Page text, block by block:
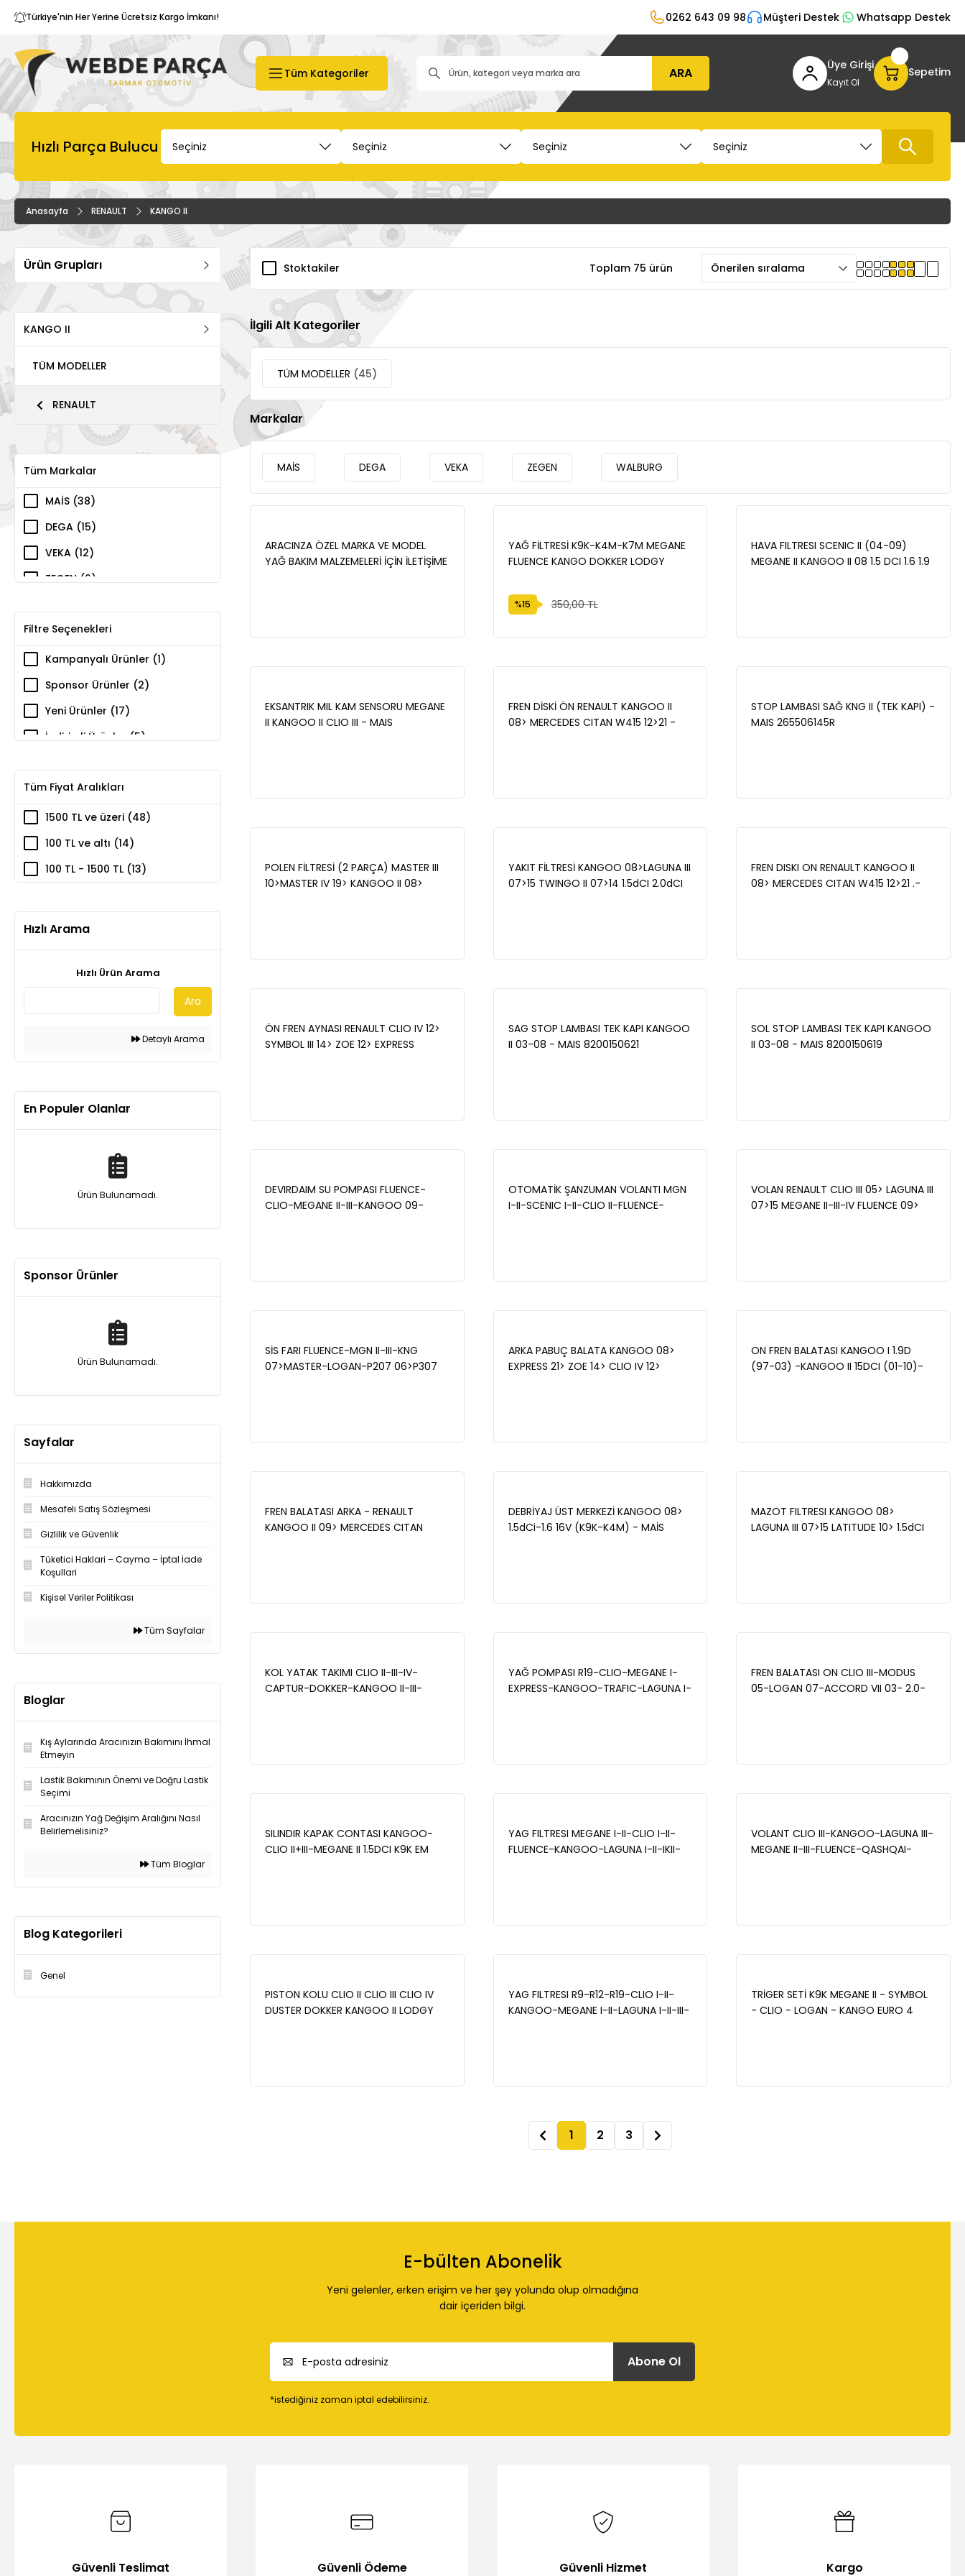
Türkiye'nin Her Yerine Ücretsiz Kargo İmkanı! 0262 643 09 98 Müşteri Destek Whatsapp Destek
Tüm Kategoriler ARA Üye Girişi
Kayıt Ol
Sepetim
Hızlı Parça Bulucu
Anasayfa RENAULT KANGO II
Ürün Grupları
KANGO II
TÜM MODELLER
RENAULT
Tüm Markalar
MAİS (38)
DEGA (15)
VEKA (12)
ZEGEN (6)
Filtre Seçenekleri
Kampanyalı Ürünler (1)
Sponsor Ürünler (2)
Yeni Ürünler (17)
İndirimli Ürünler (5)
Tüm Fiyat Aralıkları
1500 TL ve üzeri (48)
100 TL ve altı (14)
100 TL - 1500 TL (13)
Hızlı Arama
Hızlı Ürün Arama
Ara
Detaylı Arama
En Populer Olanlar
Ürün Bulunamadı.
Sponsor Ürünler
Ürün Bulunamadı.
Sayfalar
Hakkımızda
Mesafeli Satış Sözleşmesi
Gizlilik ve Güvenlik
Tüketici Haklari – Cayma – İptal İade
Koşullari
Kişisel Veriler Politikası
Tüm Sayfalar
Bloglar
Kış Aylarında Aracınızın Bakımını İhmal
Etmeyin
Lastik Bakımının Önemi ve Doğru Lastik
Seçimi
Aracınızın Yağ Değişim Aralığını Nasıl
Belirlemelisiniz?
Tüm Bloglar
Blog Kategorileri
Genel
Stoktakiler Toplam 75 ürün
İlgili Alt Kategoriler
TÜM MODELLER (45)
Markalar
MAİS DEGA VEKA ZEGEN WALBURG
ARACINZA ÖZEL MARKA VE MODEL
YAĞ BAKIM MALZEMELERİ İÇİN İLETİŞİME
YAĞ FİLTRESİ K9K-K4M-K7M MEGANE
FLUENCE KANGO DOKKER LODGY
%15 350,00 TL
HAVA FILTRESI SCENIC II (04-09)
MEGANE II KANGOO II 08 1.5 DCI 1.6 1.9
EKSANTRIK MIL KAM SENSORU MEGANE
II KANGOO II CLIO III - MAIS
FREN DİSKİ ÖN RENAULT KANGOO II
08> MERCEDES CITAN W415 12>21 -
STOP LAMBASI SAĞ KNG II (TEK KAPI) -
MAIS 265506145R
POLEN FİLTRESİ (2 PARÇA) MASTER III
10>MASTER IV 19> KANGOO II 08>
YAKIT FİLTRESİ KANGOO 08>LAGUNA III
07>15 TWINGO II 07>14 1.5dCI 2.0dCI
FREN DISKI ON RENAULT KANGOO II
08> MERCEDES CITAN W415 12>21 .-
ÖN FREN AYNASI RENAULT CLIO IV 12>
SYMBOL III 14> ZOE 12> EXPRESS
SAG STOP LAMBASI TEK KAPI KANGOO
II 03-08 - MAIS 8200150621
SOL STOP LAMBASI TEK KAPI KANGOO
II 03-08 - MAIS 8200150619
DEVIRDAIM SU POMPASI FLUENCE-
CLIO-MEGANE II-III-KANGOO 09-
OTOMATİK ŞANZUMAN VOLANTI MGN
I-II-SCENIC I-II-CLIO II-FLUENCE-
VOLAN RENAULT CLIO III 05> LAGUNA III
07>15 MEGANE II-III-IV FLUENCE 09>
SİS FARI FLUENCE-MGN II-III-KNG
07>MASTER-LOGAN-P207 06>P307
ARKA PABUÇ BALATA KANGOO 08>
EXPRESS 21> ZOE 14> CLIO IV 12>
ON FREN BALATASI KANGOO I 1.9D
(97-03) -KANGOO II 15DCI (01-10)-
FREN BALATASI ARKA - RENAULT
KANGOO II 09> MERCEDES CITAN
DEBRİYAJ ÜST MERKEZİ KANGOO 08>
1.5dCi-1.6 16V (K9K-K4M) - MAİS
MAZOT FILTRESI KANGOO 08>
LAGUNA III 07>15 LATITUDE 10> 1.5dCI
KOL YATAK TAKIMI CLIO II-III-IV-
CAPTUR-DOKKER-KANGOO II-III-
121508910R
YAĞ POMPASI R19-CLIO-MEGANE I-
EXPRESS-KANGOO-TRAFIC-LAGUNA I-
FREN BALATASI ON CLIO III-MODUS
05-LOGAN 07-ACCORD VII 03- 2.0-
SILINDIR KAPAK CONTASI KANGOO-
CLIO II+III-MEGANE II 1.5DCI K9K EM
YAG FILTRESI MEGANE I-II-CLIO I-II-
FLUENCE-KANGOO-LAGUNA I-II-IKII-
VOLANT CLIO III-KANGOO-LAGUNA III-
MEGANE II-III-FLUENCE-QASHQAI-
PISTON KOLU CLIO II CLIO III CLIO IV
DUSTER DOKKER KANGOO II LODGY
YAG FILTRESI R9-R12-R19-CLIO I-II-
KANGOO-MEGANE I-II-LAGUNA I-II-III-
TRİGER SETİ K9K MEGANE II - SYMBOL
- CLIO - LOGAN - KANGO EURO 4
1 2 3
E-bülten Abonelik
Yeni gelenler, erken erişim ve her şey yolunda olup olmadığına
dair içeriden bilgi.
Abone Ol
*istediğiniz zaman iptal edebilirsiniz.
Güvenli Teslimat Güvenli Ödeme Güvenli Hizmet Kargo